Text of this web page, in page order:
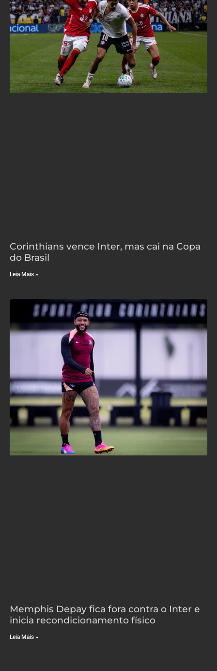
Corinthians vence Inter, mas cai na Copa
do Brasil
Leia Mais »
Memphis Depay fica fora contra o Inter e
inicia recondicionamento físico
Leia Mais »